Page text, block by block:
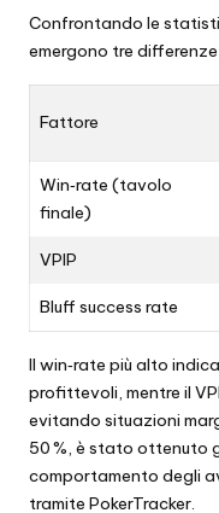
Confrontando le
emergono tre
Fattore
Win‑rate (tavolo
finale)
VPIP
Bluff success rate
Il win‑rate più alto
profittevoli, mentre il
evitando situazioni
50 %, è stato ottenuto
comportamento degli
tramite PokerTracker.